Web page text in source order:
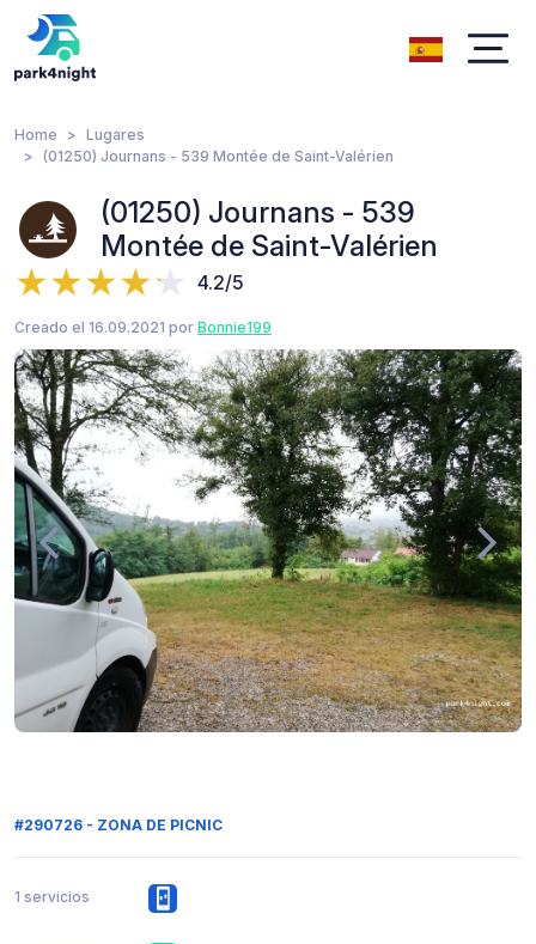
Home
Lugares
(01250) Journans - 539 Montée de Saint-Valérien
(01250) Journans - 539
Montée de Saint-Valérien
4.2/5
Creado el 16.09.2021 por Bonnie199
#290726 - ZONA DE PICNIC
1 servicios